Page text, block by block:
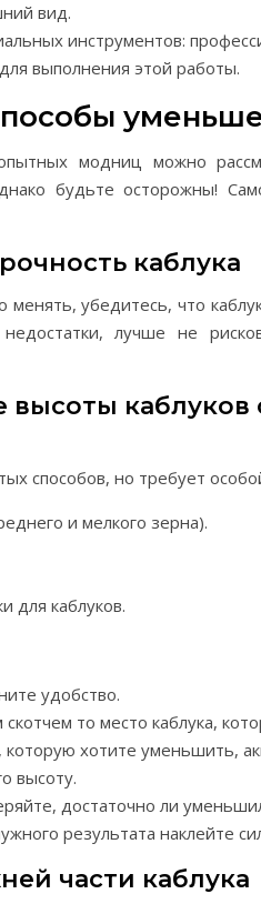
вид.
инструментов:
выполнения этой работы.
модниц можно
будьте осторожны!
каблука
убедитесь, что
лучше не
высоты
способов, но требует
и мелкого зерна).
для каблуков.
удобство.
то место каблука,
хотите уменьшить,
высоту.
достаточно ли
результата наклейте
части каблука